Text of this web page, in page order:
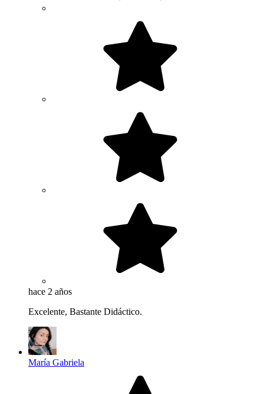
hace 2 años
Excelente, Bastante Didáctico.
María Gabriela